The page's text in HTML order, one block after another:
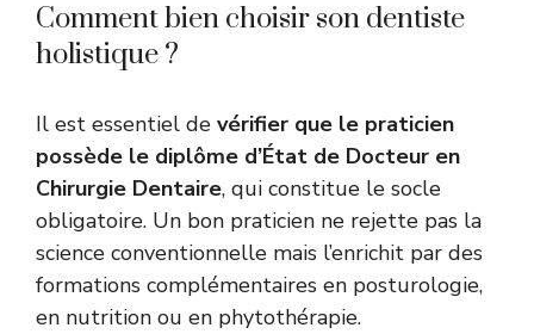
Comment bien choisir son dentiste
holistique ?
Il est essentiel de vérifier que le praticien
possède le diplôme d’État de Docteur en
Chirurgie Dentaire, qui constitue le socle
obligatoire. Un bon praticien ne rejette pas la
science conventionnelle mais l’enrichit par des
formations complémentaires en posturologie,
en nutrition ou en phytothérapie.